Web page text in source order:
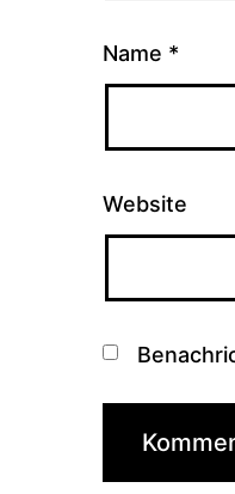
Name *
Website